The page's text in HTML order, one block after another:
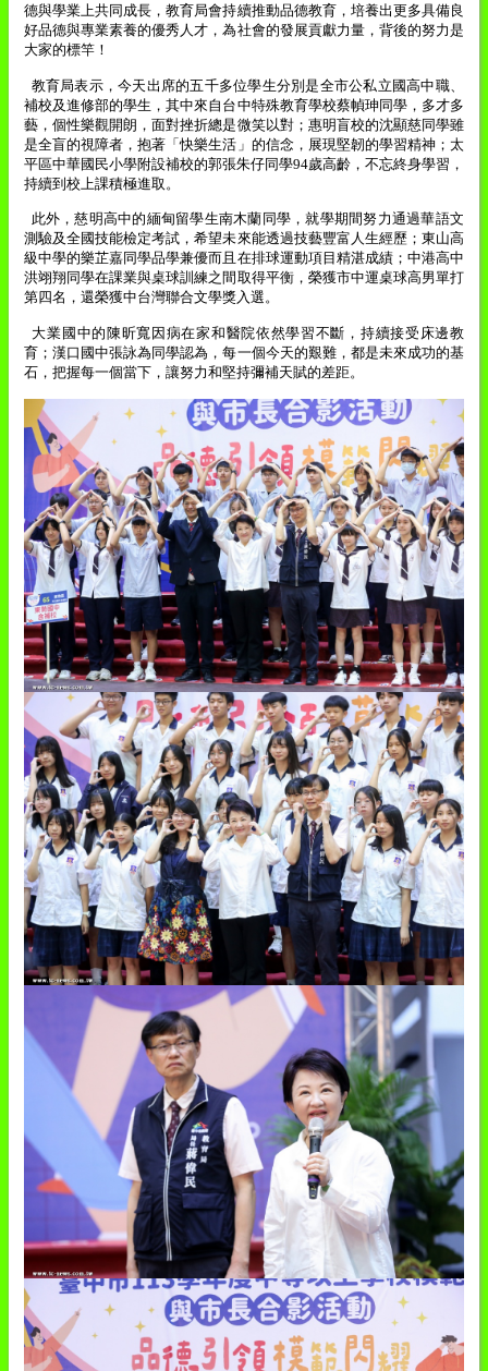
德與學業上共同成長，教育局會持續推動品德教育，培養出更多具備良
好品德與專業素養的優秀人才，為社會的發展貢獻力量，背後的努力是
大家的標竿！
教育局表示，今天出席的五千多位學生分別是全市公私立國高中職、
補校及進修部的學生，其中來自台中特殊教育學校蔡幀珅同學，多才多
藝，個性樂觀開朗，面對挫折總是微笑以對；惠明盲校的沈顯慈同學雖
是全盲的視障者，抱著「快樂生活」的信念，展現堅韌的學習精神；太
平區中華國民小學附設補校的郭張朱仔同學94歲高齡，不忘終身學習，
持續到校上課積極進取。
此外，慈明高中的緬甸留學生南木蘭同學，就學期間努力通過華語文
測驗及全國技能檢定考試，希望未來能透過技藝豐富人生經歷；東山高
級中學的樂芷嘉同學品學兼優而且在排球運動項目精湛成績；中港高中
洪翊翔同學在課業與桌球訓練之間取得平衡，榮獲市中運桌球高男單打
第四名，還榮獲中台灣聯合文學獎入選。
大業國中的陳昕寬因病在家和醫院依然學習不斷，持續接受床邊教
育；漢口國中張詠為同學認為，每一個今天的艱難，都是未來成功的基
石，把握每一個當下，讓努力和堅持彌補天賦的差距。